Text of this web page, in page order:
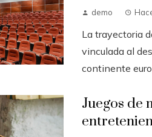
demo
La trayectoria
vinculada al
continente
Juegos de